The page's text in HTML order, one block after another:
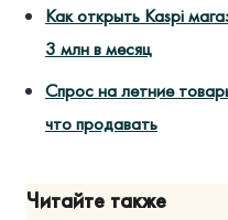
Как открыть Kaspi
3 млн в месяц
Спрос на летние
что продавать
Читайте также